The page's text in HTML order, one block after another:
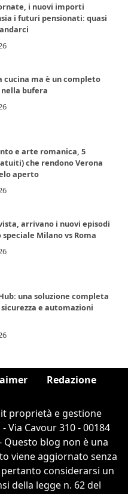
i nuovi importi
i futuri pensionati: quasi
cucina ma è un completo
bufera
e arte romanica, 5
che rendono Verona
aperto
arrivano i nuovi episodi
Milano vs Roma
una soluzione completa
e automazioni
Redazione
proprietà e gestione
Via Cavour 310 - 00184
Questo blog non è una
viene aggiornato senza
considerarsi un
della legge n. 62 del